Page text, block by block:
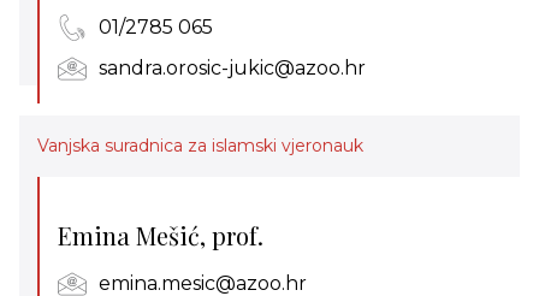
01/2785 065
sandra.orosic-jukic@azoo.hr
Vanjska suradnica za islamski vjeronauk
Emina Mešić, prof.
emina.mesic@azoo.hr